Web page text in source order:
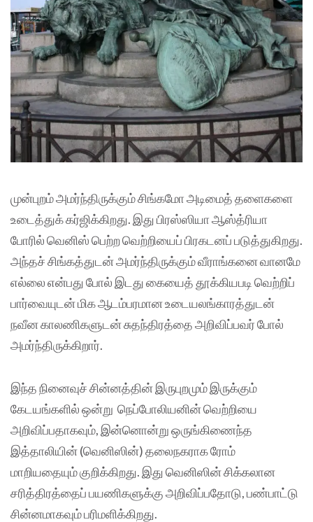
முன்புறம் அமர்ந்திருக்கும் சிங்கமோ அடிமைத் தளைகளை
உடைத்துக் கர்ஜிக்கிறது. இது பிரஸ்ஸியா ஆஸ்த்ரியா
போரில் வெனிஸ் பெற்ற வெற்றியைப் பிரகடனப் படுத்துகிறது.
அந்தச் சிங்கத்துடன் அமர்ந்திருக்கும் வீராங்கனை வானமே
எல்லை என்பது போல் இடது கையைத் தூக்கியபடி வெற்றிப்
பார்வையுடன் மிக ஆடம்பரமான உடையலங்காரத்துடன்
நவீன காலணிகளுடன் சுதந்திரத்தை அறிவிப்பவர் போல்
அமர்ந்திருக்கிறார்.
இந்த நினைவுச் சின்னத்தின் இருபுறமும் இருக்கும்
கேடயங்களில் ஒன்று நெப்போலியனின் வெற்றியை
அறிவிப்பதாகவும், இன்னொன்று ஒருங்கிணைந்த
இத்தாலியின் (வெனிஸின்) தலைநகராக ரோம்
மாறியதையும் குறிக்கிறது. இது வெனிஸின் சிக்கலான
சரித்திரத்தைப் பயணிகளுக்கு அறிவிப்பதோடு, பண்பாட்டு
சின்னமாகவும் பரிமளிக்கிறது.